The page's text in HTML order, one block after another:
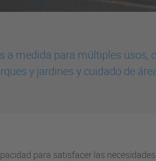
a medida para múltiples usos,
y jardines y cuidado de
para satisfacer las